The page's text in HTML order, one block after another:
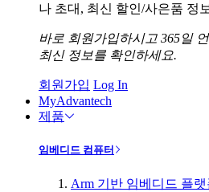
나 초대, 최신 할인/사은품 정
바로 회원가입하시고 365일
최신 정보를 확인하세요.
회원가입 Log In
MyAdvantech
제품
임베디드 컴퓨터
Arm 기반 임베디드 플랫